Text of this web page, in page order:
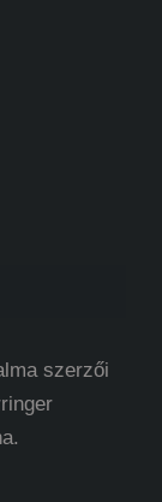
szerzői